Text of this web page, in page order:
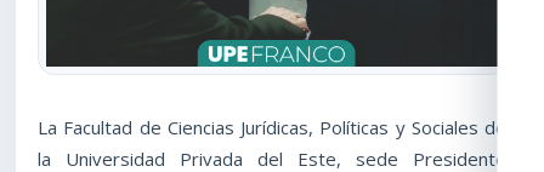
La Facultad de Ciencias Jurídicas, Políticas y Sociales de
la Universidad Privada del Este, sede Presidente